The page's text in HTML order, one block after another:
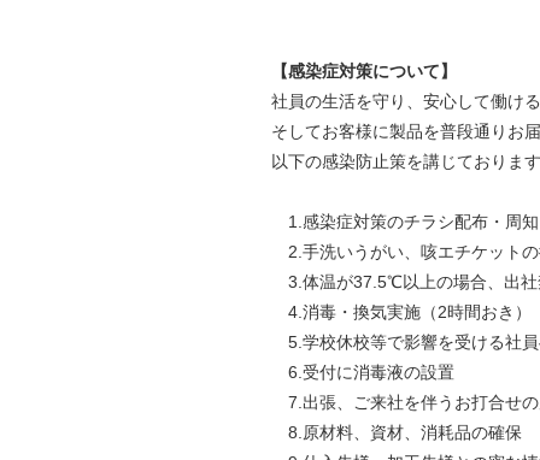
【感染症対策について】
社員の生活を守り、安心して働け
そしてお客様に製品を普段通りお
以下の感染防止策を講じておりま
1.感染症対策のチラシ配布・周知
2.手洗いうがい、咳エチケット
3.体温が37.5℃以上の場合、出社
4.消毒・換気実施（2時間おき）
5.学校休校等で影響を受ける社
6.受付に消毒液の設置
7.出張、ご来社を伴うお打合せ
8.原材料、資材、消耗品の確保